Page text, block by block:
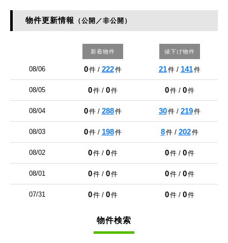
物件更新情報 （公開／非公開）
新着物件 値下げ物件
08/06 0件 / 222件 21件 / 141件
08/05 0件 / 0件 0件 / 0件
08/04 0件 / 288件 30件 / 219件
08/03 0件 / 198件 8件 / 202件
08/02 0件 / 0件 0件 / 0件
08/01 0件 / 0件 0件 / 0件
07/31 0件 / 0件 0件 / 0件
物件検索